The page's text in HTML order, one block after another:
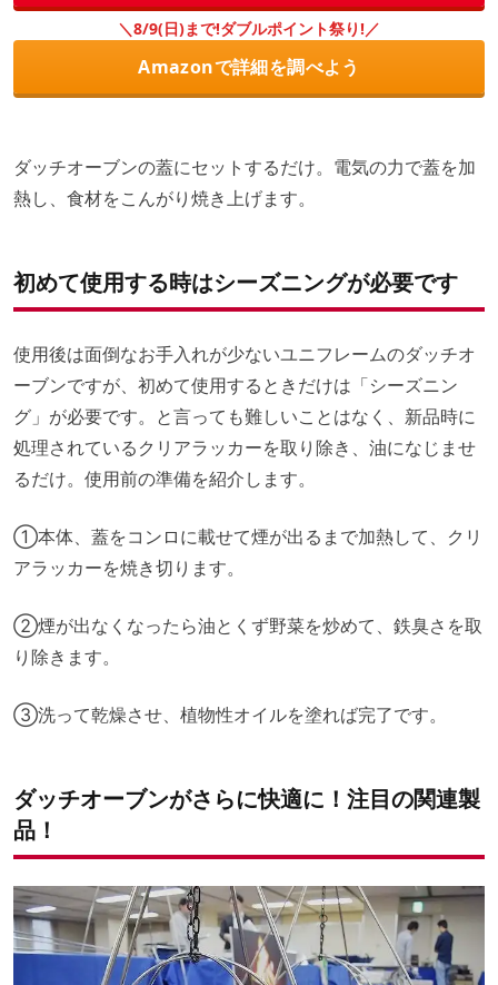
＼8/9(日)まで!ダブルポイント祭り!／
Amazonで詳細を調べよう
ダッチオーブンの蓋にセットするだけ。電気の力で蓋を加
熱し、食材をこんがり焼き上げます。
初めて使用する時はシーズニングが必要です
使用後は面倒なお手入れが少ないユニフレームのダッチオ
ーブンですが、初めて使用するときだけは「シーズニン
グ」が必要です。と言っても難しいことはなく、新品時に
処理されているクリアラッカーを取り除き、油になじませ
るだけ。使用前の準備を紹介します。
①本体、蓋をコンロに載せて煙が出るまで加熱して、クリ
アラッカーを焼き切ります。
②煙が出なくなったら油とくず野菜を炒めて、鉄臭さを取
り除きます。
③洗って乾燥させ、植物性オイルを塗れば完了です。
ダッチオーブンがさらに快適に！注目の関連製
品！